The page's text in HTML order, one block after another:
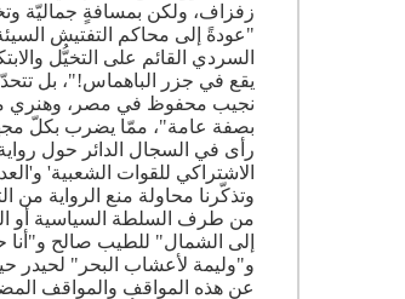
زفزاف، ولكن بمسافةٍ جماليّة
"عودةً إلى محاكم التفتيش
السردي القائم على التخيُّل
يقع في جزر الباهماس!"، بل
نجيب محفوظ في مصر، وهنري
بصفة عامة"، ممّا يضرب بكلّ
رأى في السجال الدائر حول
الاشتراكي للقوات الشعبية'
وتذكّرنا محاولة منع الرواية
من طرف السلطة السياسية أو
إلى الشمال" للطيب صالح
و"وليمة لأعشاب البحر" لحيدر
عن هذه المواقف والمواقف